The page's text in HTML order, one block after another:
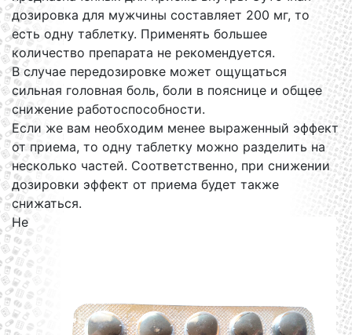
дозировка для мужчины составляет 200 мг, то
есть одну таблетку. Применять большее
количество препарата не рекомендуется.
В случае передозировке может ощущаться
сильная головная боль, боли в пояснице и общее
снижение работоспособности.
Если же вам необходим менее выраженный эффект
от приема, то одну таблетку можно разделить на
несколько частей. Соответственно, при снижении
дозировки эффект от приема будет также
снижаться.
Не